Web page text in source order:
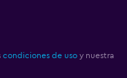
condiciones de uso y nuestra